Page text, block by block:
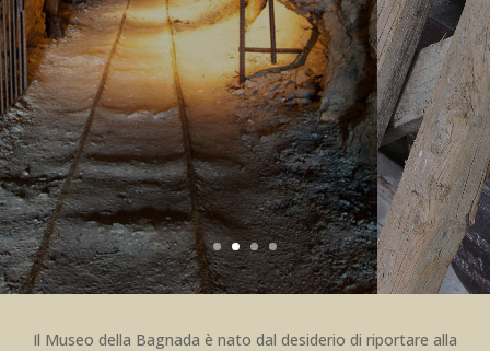
1 2 3 4
Il Museo della Bagnada è nato dal desiderio di riportare alla